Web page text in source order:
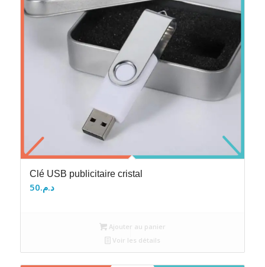
Clé USB publicitaire cristal
د.م.50
Ajouter au panier
Voir les détails